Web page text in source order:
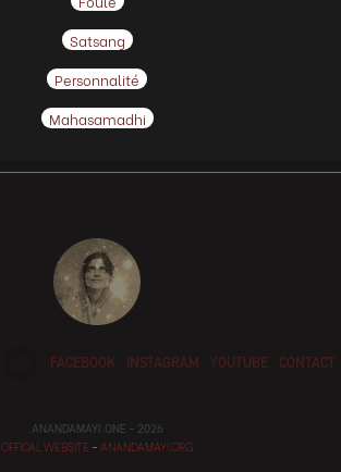
Satsang
Personnalité
Mahasamadhi
FACEBOOK INSTAGRAM YOUTUBE CONTACT
ANANDAMAYI.ONE - 2026
OFFICAL WEBSITE - ANANDAMAYI.ORG